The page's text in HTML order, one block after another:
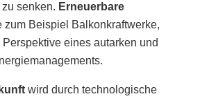
senken. Erneuerbare
zum Beispiel Balkonkraftwerke,
eines autarken und
wird durch technologische